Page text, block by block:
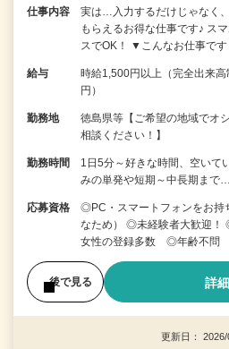
仕事内容
実は…入力するだけじゃなく
もらえるお得な仕事です♪ ス
スでOK！ ▼こんなお仕事です
給与
時給1,500円以上（完全出来
円）
勤務地
徳島県等【ご希望の地域でオ
相談ください！】
勤務時間
1日5分～好きな時間、空い
みの単発や短期～中長期まで…
応募資格
◎PC・スマートフォンをお
なため） ◎未経験者大歓迎
女性の登録多数 ◎年齢不問
後で見る 詳
更新日：